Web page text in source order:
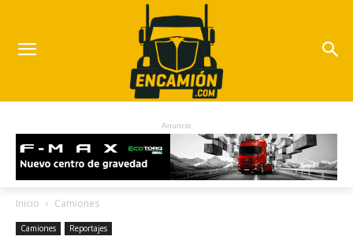
Anuncio
Inicio Camiones
Camiones Reportajes